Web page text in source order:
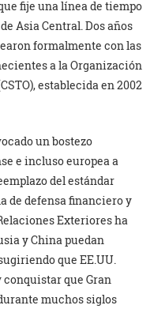
fije una línea de tiempo
Asia Central. Dos años
formalmente con las
a la Organización
establecida en 2002
un bostezo
e incluso europea a
del estándar
de defensa financiero y
Exteriores ha
y China puedan
que EE.UU.
que Gran
muchos siglos